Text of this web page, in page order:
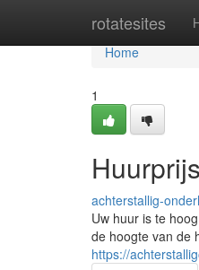
rotatesites
Home
Home
1
achterstallig-
Uw huur is te
de hoogte van de
https://